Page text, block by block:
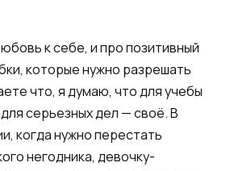
к себе, и про позитивный
которые нужно разрешать
что, я думаю, что для учебы
серьезных дел — своё. В
когда нужно перестать
негодника, девочку-